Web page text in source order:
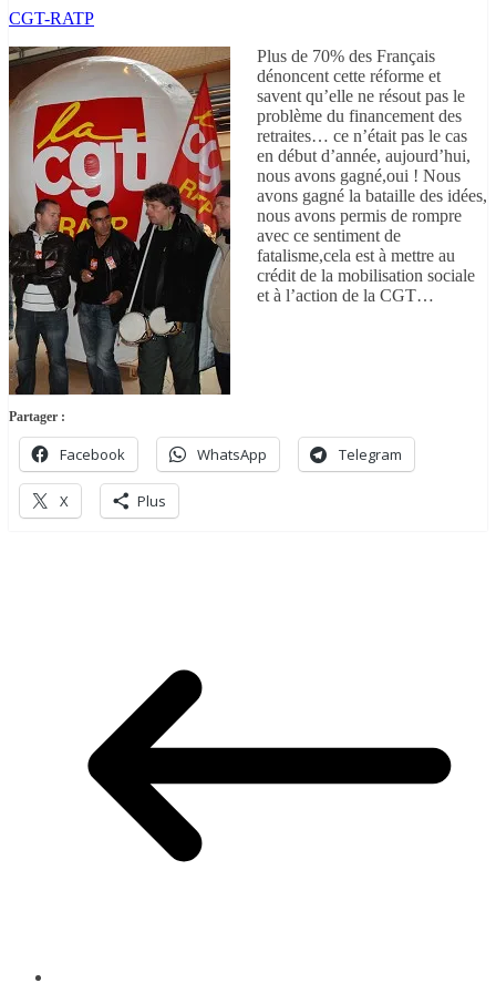
CGT-RATP
Plus de 70% des Français
dénoncent cette réforme et
savent qu’elle ne résout pas le
problème du financement des
retraites… ce n’était pas le cas
en début d’année, aujourd’hui,
nous avons gagné,oui ! Nous
avons gagné la bataille des idées,
nous avons permis de rompre
avec ce sentiment de
fatalisme,cela est à mettre au
crédit de la mobilisation sociale
et à l’action de la CGT…
Partager :
Facebook WhatsApp Telegram
X Plus